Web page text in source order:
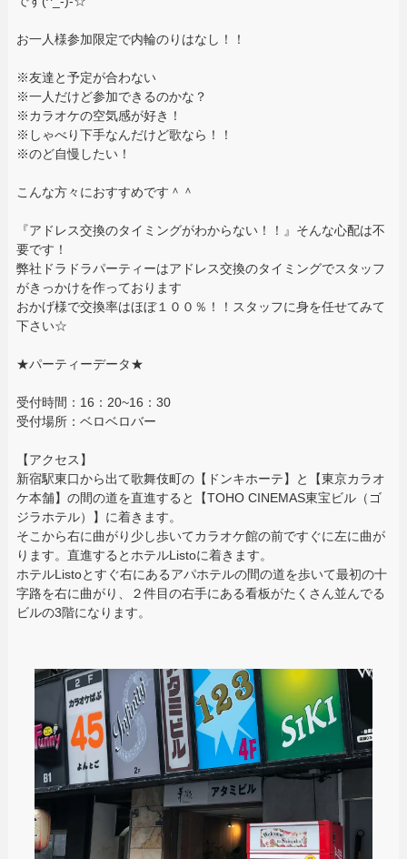
お一人様参加限定で内輪のりはなし！！
※友達と予定が合わない
※一人だけど参加できるのかな？
※カラオケの空気感が好き！
※しゃべり下手なんだけど歌なら！！
※のど自慢したい！
こんな方々におすすめです＾＾
『アドレス交換のタイミングがわからない！！』そんな心配は不
要です！
弊社ドラドラパーティーはアドレス交換のタイミングでスタッフ
がきっかけを作っております
おかげ様で交換率はほぼ１００％！！スタッフに身を任せてみて
下さい☆
★パーティーデータ★
受付時間：16：20~16：30
受付場所：ベロベロバー
【アクセス】
新宿駅東口から出て歌舞伎町の【ドンキホーテ】と【東京カラオ
ケ本舗】の間の道を直進すると【TOHO CINEMAS東宝ビル（ゴ
ジラホテル）】に着きます。
そこから右に曲がり少し歩いてカラオケ館の前ですぐに左に曲が
ります。直進するとホテルListoに着きます。
ホテルListoとすぐ右にあるアパホテルの間の道を歩いて最初の十
字路を右に曲がり、２件目の右手にある看板がたくさん並んでる
ビルの3階になります。